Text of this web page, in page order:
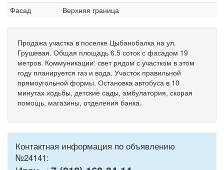
Фасад
Верхняя граница
Продажа участка в поселке Цыбанобалка на ул.
Грушевая. Общая площадь 6.5 соток с фасадом 19
метров. Коммуникации: свет рядом с участком в этом
году планируется газ и вода. Участок правильной
прямоугольной формы. Остановка автобуса в 10
минутах ходьбы, детские сады, амбулатория, скорая
помощь, магазины, отделения банка.
Контактная информация по объявлению
№24141: